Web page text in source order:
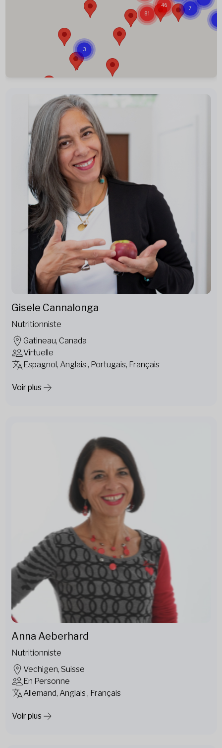
Gisele Cannalonga
Nutritionniste
Gatineau, Canada
Virtuelle
Espagnol, Anglais , Portugais, Français
Voir plus
Anna Aeberhard
Nutritionniste
Vechigen, Suisse
En Personne
Allemand, Anglais , Français
Voir plus